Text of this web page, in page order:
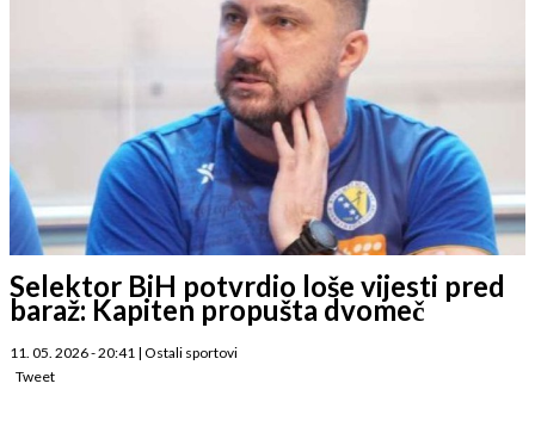
Selektor BiH potvrdio loše vijesti pred
baraž: Kapiten propušta dvomeč
11. 05. 2026 - 20:41 | Ostali sportovi
Tweet